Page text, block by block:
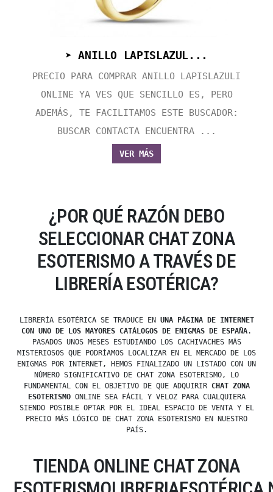
➤ ANILLO LAPISLAZUL...
PRECIO PARA COMPRAR ANILLO LAPISLAZULI
ONLINE YA VES QUE SENCILLO ES, PERO
ADEMÁS, TE FACILITAMOS ESTE BUSCADOR:
BUSCAR CONTACTA ENCUENTRA ...
VER MÁS
¿POR QUÉ RAZÓN DEBO
SELECCIONAR CHAT ZONA
ESOTERISMO A TRAVÉS DE
LIBRERÍA ESOTÉRICA?
LIBRERÍA ESOTÉRICA SE TRADUCE EN UNA PÁGINA DE INTERNET
CON UNO DE LOS MAYORES CATÁLOGOS DE ENIGMAS DE ESPAÑA.
PASADOS UNOS MESES ESTUDIANDO LOS CACHIVACHES MÁS
MISTERIOSOS QUE PODRÍAMOS LOCALIZAR EN EL MERCADO DE LOS
ENIGMAS POR INTERNET, HEMOS FINALIZADO UN LISTADO CON UN
NÚMERO SIGNIFICATIVO DE CHAT ZONA ESOTERISMO, LO
FUNDAMENTAL CON EL OBJETIVO DE QUE ADQUIRIR CHAT ZONA
ESOTERISMOONLINE SEA FÁCIL Y VELOZ PARA CUALQUIERA
SIENDO POSIBLE OPTAR POR EL IDEAL ESPACIO DE VENTA Y EL
PRECIO MÁS LÓGICO DE CHAT ZONA ESOTERISMO EN NUESTRO
PAÍS.
TIENDA ONLINE CHAT ZONA